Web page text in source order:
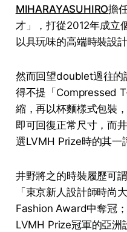
MIHARAYASUHIRO擔
才」，打從2012年成立
以具玩味的高端時裝設計
然而回望doublet過往的
得不提「Compressed
縮，再以杯麵樣式包裝
即可回復正常尺寸，而
選LVMH Prize時的其一
井野將之的時裝履歷可
「東京新人設計師時尚
Fashion Award中奪冠
LVMH Prize冠軍的亞洲